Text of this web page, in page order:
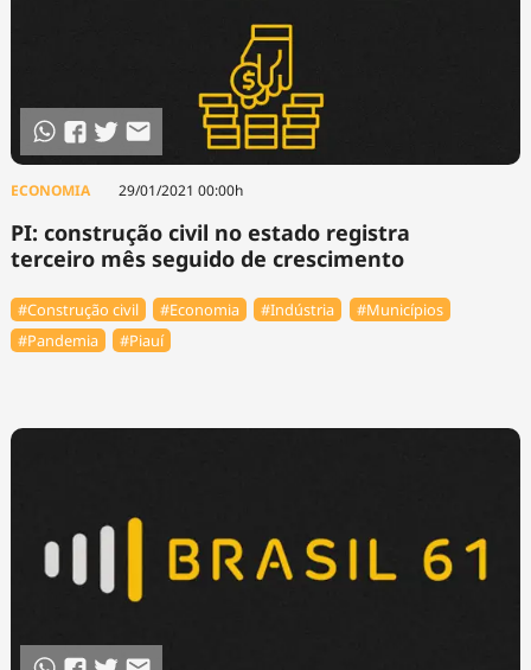
ECONOMIA 29/01/2021 00:00h
PI: construção civil no estado registra
terceiro mês seguido de crescimento
#Construção civil #Economia #Indústria
#Municípios
#Pandemia
#Piauí